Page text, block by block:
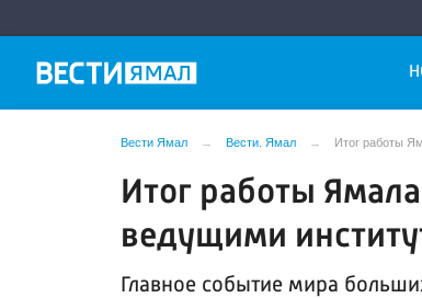
Вести Ямал Вести. Ямал Итог работы
Итог работы
ведущими
Главное событие мира